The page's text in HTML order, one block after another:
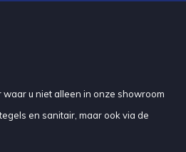
u niet alleen in onze showroom
en sanitair, maar ook via de